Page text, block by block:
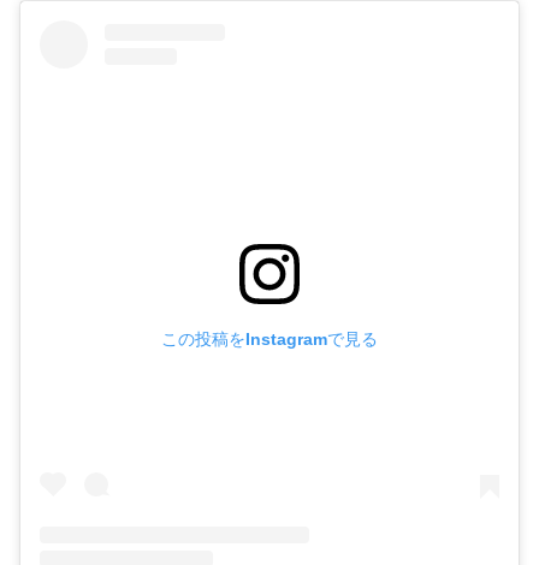
この投稿をInstagramで見る